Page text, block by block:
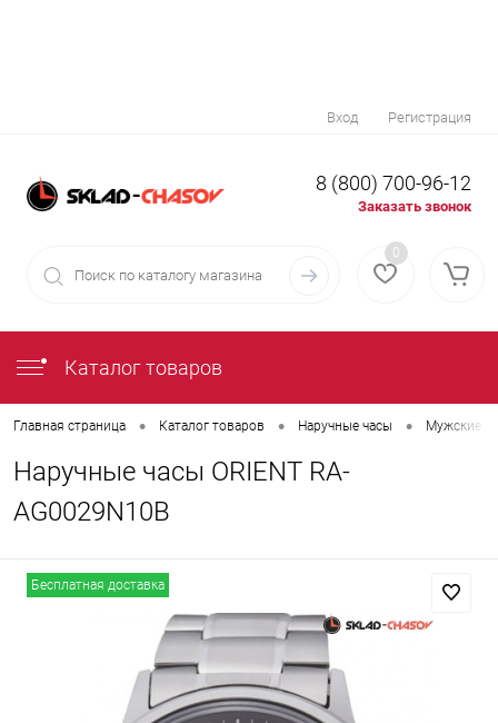
Вход Регистрация
8 (800) 700-96-12
Заказать звонок
0
Каталог товаров
Главная страница • Каталог товаров • Наручные часы • Мужские
Наручные часы ORIENT RA-
AG0029N10B
Бесплатная доставка